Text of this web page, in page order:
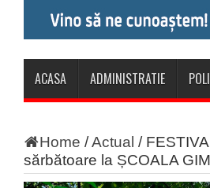
ACASA ADMINISTRATIE
Home /Actual /
sărbătoare la ȘCOALA